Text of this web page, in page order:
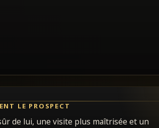
LE PROSPECT
de lui, une visite plus maîtrisée et un